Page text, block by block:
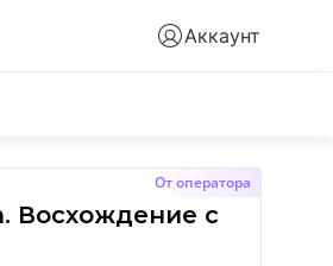
Аккаунт
От оператора
Восхождение с